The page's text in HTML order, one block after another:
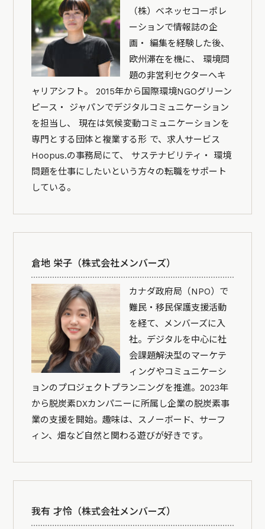
（株）ベネッセコーポレ
ーションで情報誌の企
画・ 編集を経験した後、
欧州滞在を機に、 環境問
題の非営利セクターへキ
ャリアシフト。 2015年から国際環境NGOグリーン
ピース・ ジャパンでデジタルコミュニケーション
を担当し、 現在は気候変動コミュニケーションを
専門とする団体と複業する形 で、求人サービス
Hoopus.の事務局にて、 サステナビリティ・ 環境
問題を仕事にしたいという方々の転職をサポート
している。
倉地 栄子（株式会社メンバーズ）
カナダ政府局（NPO）で
難民・移民保護支援活動
を経て、メンバーズに入
社。デジタルを中心に社
会課題解決型のマーケテ
ィングやコミュニケーシ
ョンのプロジェクトプランニングを推進。2023年
から脱炭素DXカンパニーに所属し企業の脱炭素事
業の支援を開始。趣味は、スノーボード、サーフ
ィン、畑など自然と関わる遊びが好きです。
我有 才怜（株式会社メンバーズ）